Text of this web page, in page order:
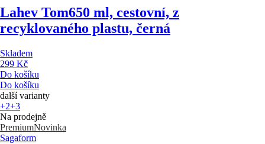
Lahev Tom650 ml, cestovní, z
recyklovaného plastu, černá
Skladem
299 Kč
Do košíku
Do košíku
další varianty
+2+3
Na prodejně
PremiumNovinka
Sagaform